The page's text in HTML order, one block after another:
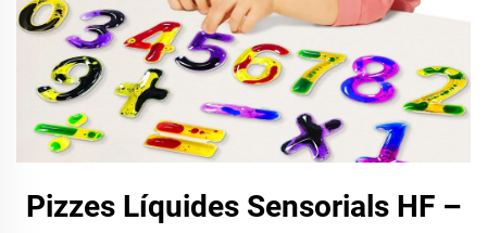
Pizzes Líquides Sensorials HF –